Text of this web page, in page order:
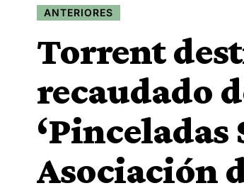
ANTERIORES
Torrent
recaudado
‘Pinceladas
Asociación